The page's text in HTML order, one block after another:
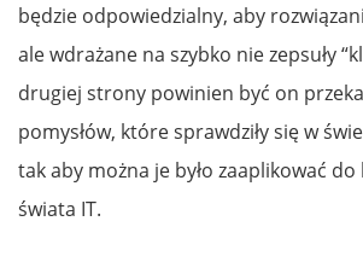
będzie odpowiedzialny, aby
ale wdrażane na szybko nie zepsuły
drugiej strony powinien być on
pomysłów, które sprawdziły się w
tak aby można je było zaaplikować do
świata IT.